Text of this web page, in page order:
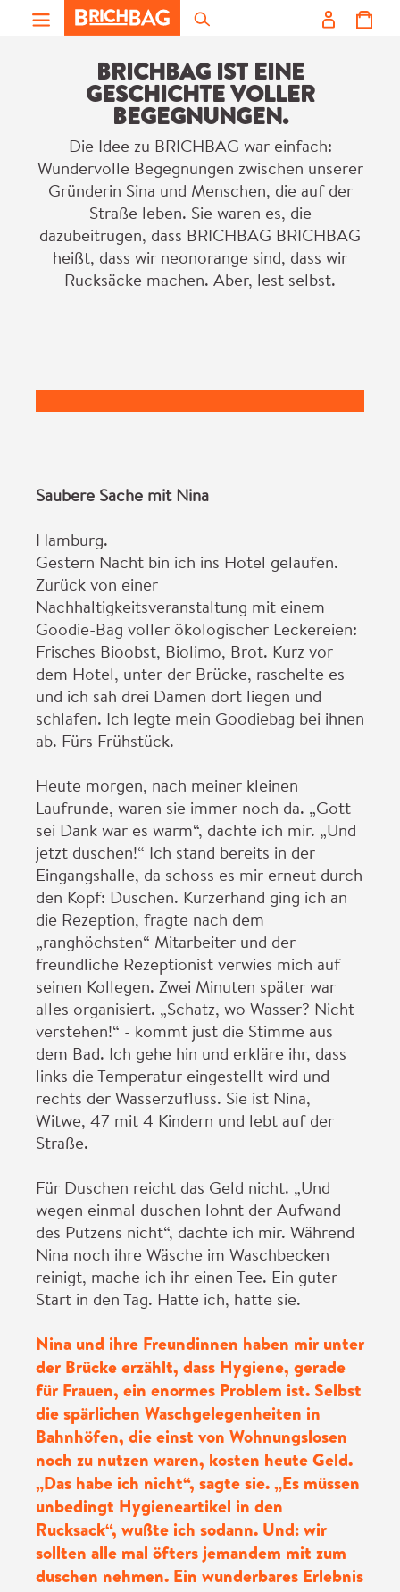
Zum Hauptinhalt springen
BRICHBAG IST EINE
GESCHICHTE VOLLER
BEGEGNUNGEN.
Die Idee zu BRICHBAG war einfach:
Wundervolle Begegnungen zwischen unserer
Gründerin Sina und Menschen, die auf der
Straße leben. Sie waren es, die
dazubeitrugen, dass BRICHBAG BRICHBAG
heißt, dass wir neonorange sind, dass wir
Rucksäcke machen. Aber, lest selbst.
Saubere Sache mit Nina
Hamburg.
Gestern Nacht bin ich ins Hotel gelaufen.
Zurück von einer
Nachhaltigkeitsveranstaltung mit einem
Goodie-Bag voller ökologischer Leckereien:
Frisches Bioobst, Biolimo, Brot. Kurz vor
dem Hotel, unter der Brücke, raschelte es
und ich sah drei Damen dort liegen und
schlafen. Ich legte mein Goodiebag bei ihnen
ab. Fürs Frühstück.
Heute morgen, nach meiner kleinen
Laufrunde, waren sie immer noch da. „Gott
sei Dank war es warm“, dachte ich mir. „Und
jetzt duschen!“ Ich stand bereits in der
Eingangshalle, da schoss es mir erneut durch
den Kopf: Duschen. Kurzerhand ging ich an
die Rezeption, fragte nach dem
„ranghöchsten“ Mitarbeiter und der
freundliche Rezeptionist verwies mich auf
seinen Kollegen. Zwei Minuten später war
alles organisiert. „Schatz, wo Wasser? Nicht
verstehen!“ - kommt just die Stimme aus
dem Bad. Ich gehe hin und erkläre ihr, dass
links die Temperatur eingestellt wird und
rechts der Wasserzufluss. Sie ist Nina,
Witwe, 47 mit 4 Kindern und lebt auf der
Straße.
Für Duschen reicht das Geld nicht. „Und
wegen einmal duschen lohnt der Aufwand
des Putzens nicht“, dachte ich mir. Während
Nina noch ihre Wäsche im Waschbecken
reinigt, mache ich ihr einen Tee. Ein guter
Start in den Tag. Hatte ich, hatte sie.
Nina und ihre Freundinnen haben mir unter
der Brücke erzählt, dass Hygiene, gerade
für Frauen, ein enormes Problem ist. Selbst
die spärlichen Waschgelegenheiten in
Bahnhöfen, die einst von Wohnungslosen
noch zu nutzen waren, kosten heute Geld.
„Das habe ich nicht“, sagte sie. „Es müssen
unbedingt Hygieneartikel in den
Rucksack“, wußte ich sodann. Und: wir
sollten alle mal öfters jemandem mit zum
duschen nehmen. Ein wunderbares Erlebnis